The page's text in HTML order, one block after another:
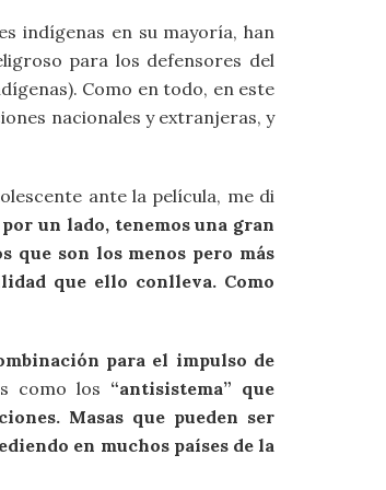
indígenas en su mayoría, han
para los defensores del
Como en todo, en este
nacionales y extranjeras, y
ante la película, me di
por un lado, tenemos una gran
que son los menos pero más
que ello conlleva. Como
para el impulso de
como los “antisistema” que
Masas que pueden ser
en muchos países de la